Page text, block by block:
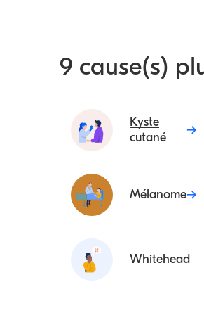
9 cause(s)
Kyste
cutané
Mélanome
Whitehead